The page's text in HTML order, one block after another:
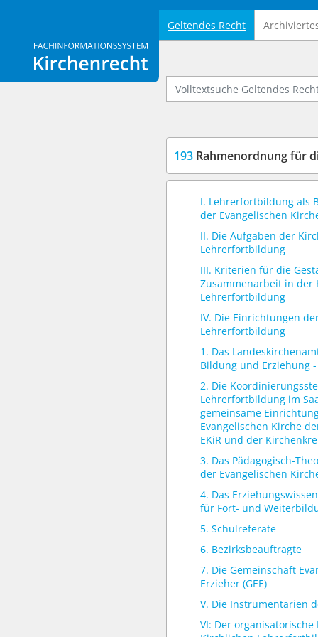
Logo Fachinformationssystem Kirchenrecht
Geltendes Recht
Volltextsuche Geltendes Recht
193 Rahmenordnung für
I. Lehrerfortbildung als
der Evangelischen
II. Die Aufgaben der
Lehrerfortbildung
III. Kriterien für die
Zusammenarbeit in der
Lehrerfortbildung
IV. Die Einrichtungen
Lehrerfortbildung
1. Das
Bildung und Erziehung -
2. Die
Lehrerfortbildung im
gemeinsame
Evangelischen Kirche
EKiR und der
3. Das Pädagogisch-
der Evangelischen
4. Das
für Fort- und
5. Schulreferate
6. Bezirksbeauftragte
7. Die Gemeinschaft
Erzieher (GEE)
V. Die Instrumentarien
VI: Der organisatorische